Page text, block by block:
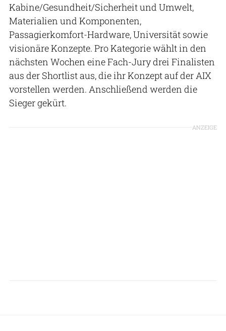
Kabine/Gesundheit/Sicherheit und Umwelt,
Materialien und Komponenten,
Passagierkomfort-Hardware, Universität sowie
visionäre Konzepte. Pro Kategorie wählt in den
nächsten Wochen eine Fach-Jury drei Finalisten
aus der Shortlist aus, die ihr Konzept auf der AIX
vorstellen werden. Anschließend werden die
Sieger gekürt.
ANZEIGE